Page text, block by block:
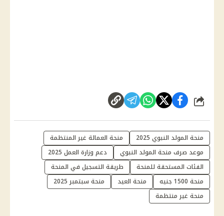
شارك
منحة المولد النبوي 2025
منحة العمالة غير المنتظمة
موعد صرف منحة المولد النبوي
دعم وزارة العمل 2025
الفئات المستحقة للمنحة
طريقة التسجيل في المنحة
منحة 1500 جنيه
منحة العيد
منحة سبتمبر 2025
منحة غير منتظمة